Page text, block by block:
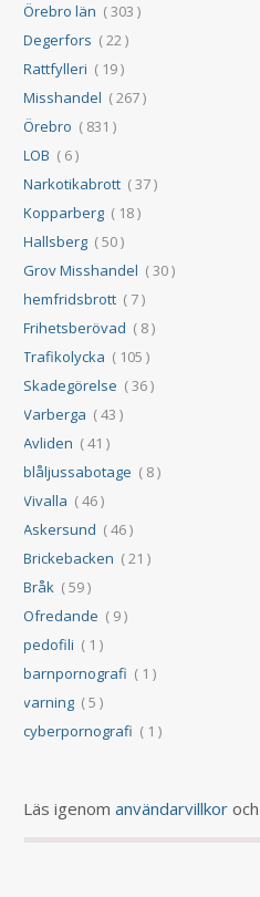
Örebro län ( 303 )
Degerfors ( 22 )
Rattfylleri ( 19 )
Misshandel ( 267 )
Örebro ( 831 )
LOB ( 6 )
Narkotikabrott ( 37 )
Kopparberg ( 18 )
Hallsberg ( 50 )
Grov Misshandel ( 30 )
hemfridsbrott ( 7 )
Frihetsberövad ( 8 )
Trafikolycka ( 105 )
Skadegörelse ( 36 )
Varberga ( 43 )
Avliden ( 41 )
blåljussabotage ( 8 )
Vivalla ( 46 )
Askersund ( 46 )
Brickebacken ( 21 )
Bråk ( 59 )
Ofredande ( 9 )
pedofili ( 1 )
barnpornografi ( 1 )
varning ( 5 )
cyberpornografi ( 1 )
Läs igenomanvändarvillkor